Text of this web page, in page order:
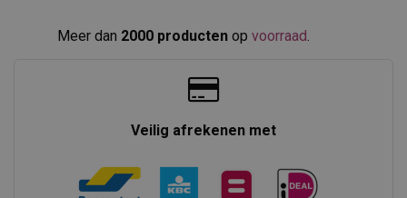
Meer dan 2000 producten op voorraad
Veilig afrekenen met